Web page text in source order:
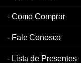
Como Comprar
Fale Conosco
Lista de Presentes